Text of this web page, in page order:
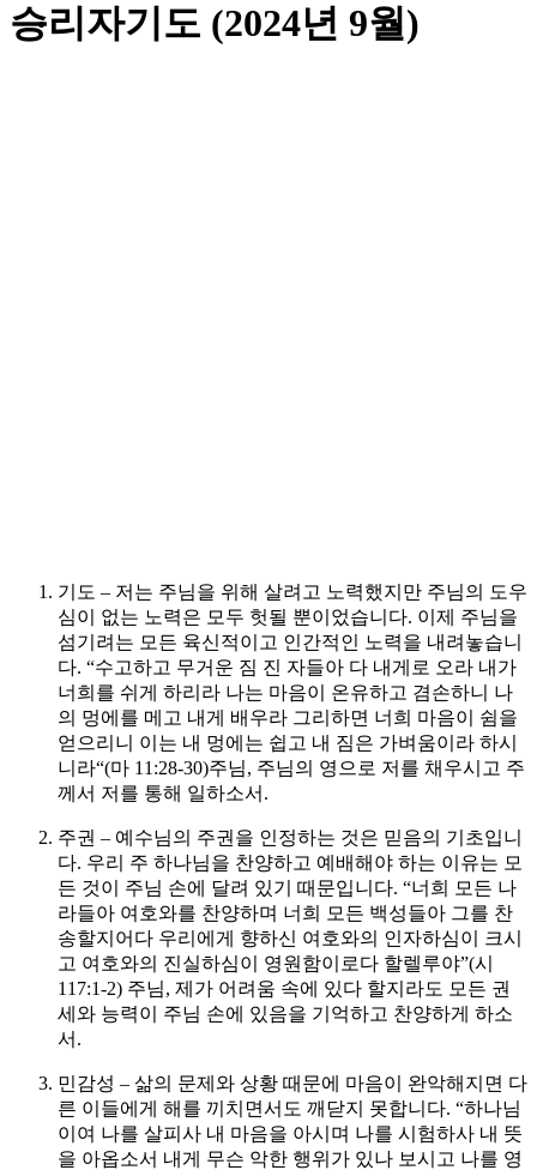
승리자기도 (2024년 9월)
기도 – 저는 주님을 위해 살려고 노력했지만 주님의 도우
심이 없는 노력은 모두 헛될 뿐이었습니다. 이제 주님을
섬기려는 모든 육신적이고 인간적인 노력을 내려놓습니
다. “수고하고 무거운 짐 진 자들아 다 내게로 오라 내가
너희를 쉬게 하리라 나는 마음이 온유하고 겸손하니 나
의 멍에를 메고 내게 배우라 그리하면 너희 마음이 쉼을
얻으리니 이는 내 멍에는 쉽고 내 짐은 가벼움이라 하시
니라“(마 11:28-30)주님, 주님의 영으로 저를 채우시고 주
께서 저를 통해 일하소서.
주권 – 예수님의 주권을 인정하는 것은 믿음의 기초입니
다. 우리 주 하나님을 찬양하고 예배해야 하는 이유는 모
든 것이 주님 손에 달려 있기 때문입니다. “너희 모든 나
라들아 여호와를 찬양하며 너희 모든 백성들아 그를 찬
송할지어다 우리에게 향하신 여호와의 인자하심이 크시
고 여호와의 진실하심이 영원함이로다 할렐루야”(시
117:1-2) 주님, 제가 어려움 속에 있다 할지라도 모든 권
세와 능력이 주님 손에 있음을 기억하고 찬양하게 하소
서.
민감성 – 삶의 문제와 상황 때문에 마음이 완악해지면 다
른 이들에게 해를 끼치면서도 깨닫지 못합니다. “하나님
이여 나를 살피사 내 마음을 아시며 나를 시험하사 내 뜻
을 아옵소서 내게 무슨 악한 행위가 있나 보시고 나를 영